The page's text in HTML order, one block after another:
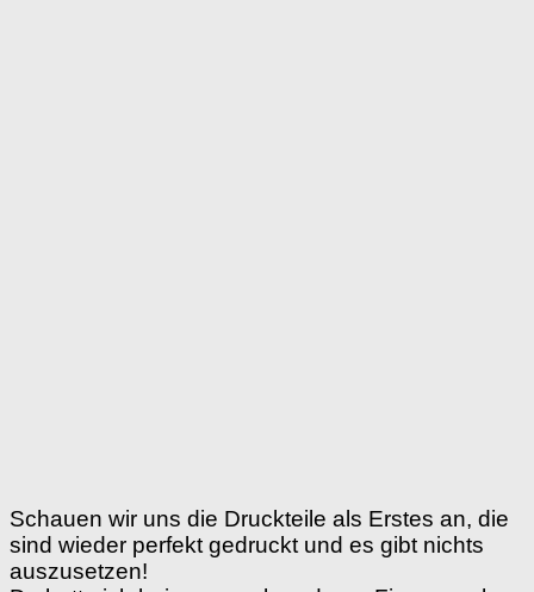
Schauen wir uns die Druckteile als Erstes an, die
sind wieder perfekt gedruckt und es gibt nichts
auszusetzen!